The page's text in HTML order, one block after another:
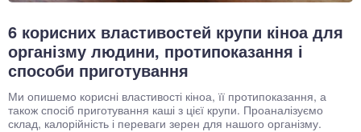
6 корисних властивостей крупи кіноа для
організму людини, протипоказання і
способи приготування
Ми опишемо корисні властивості кіноа, її протипоказання, а
також спосіб приготування каші з цієї крупи. Проаналізуємо
склад, калорійність і переваги зерен для нашого організму.